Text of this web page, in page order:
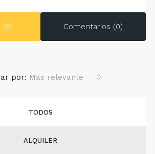
(0) Comentarios (0)
TODOS
ALQUILER
por: Mas relevante